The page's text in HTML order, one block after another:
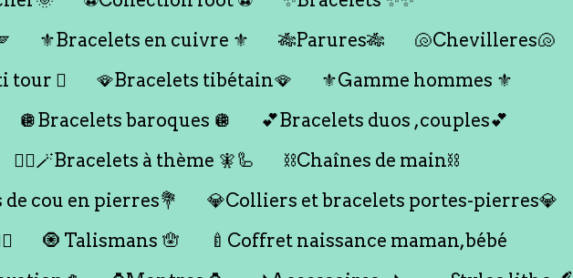
⚜️Bracelets en cuivre ⚜️ 🎋Parures🎋
🐚Chevilleres🐚
tour 🪎
🪭Bracelets tibétain🪭
⚜️Gamme hommes ⚜️
🪩Bracelets baroques 🪩
💕Bracelets duos ,couples💕
🧞‍♂️🪄Bracelets à thème 🧚🦾
⛓️Chaînes de main⛓️
cou en pierres💐
💎Colliers et bracelets portes-pierres💎
🧿 Talismans 🪬
🍼Coffret naissance maman,bébé